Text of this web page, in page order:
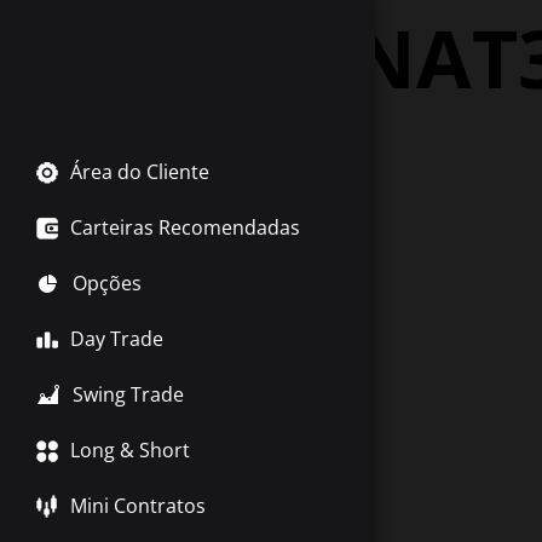
Área do Cliente
Carteiras Recomendadas
Opções
Day Trade
Swing Trade
Long & Short
Mini Contratos